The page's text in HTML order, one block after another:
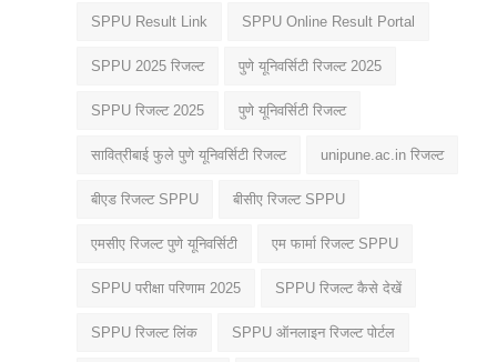
SPPU Result Link SPPU Online Result Portal
SPPU 2025 रिजल्ट पुणे यूनिवर्सिटी रिजल्ट 2025
SPPU रिजल्ट 2025 पुणे यूनिवर्सिटी रिजल्ट
सावित्रीबाई फुले पुणे यूनिवर्सिटी रिजल्ट unipune.ac.in रिजल्ट
बीएड रिजल्ट SPPU बीसीए रिजल्ट SPPU
एमसीए रिजल्ट पुणे यूनिवर्सिटी एम फार्मा रिजल्ट SPPU
SPPU परीक्षा परिणाम 2025 SPPU रिजल्ट कैसे देखें
SPPU रिजल्ट लिंक SPPU ऑनलाइन रिजल्ट पोर्टल